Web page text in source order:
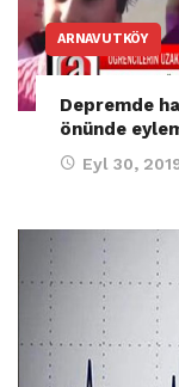
ARNAVUTKÖY
Depremde
önünde
Eyl 30,